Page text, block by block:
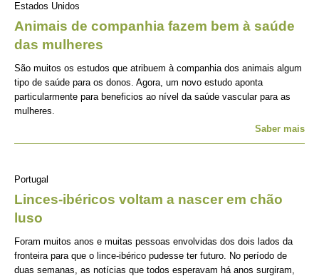
Estados Unidos
Animais de companhia fazem bem à saúde
das mulheres
São muitos os estudos que atribuem à companhia dos animais algum
tipo de saúde para os donos. Agora, um novo estudo aponta
particularmente para beneficios ao nível da saúde vascular para as
mulheres.
Saber mais
Portugal
Linces-ibéricos voltam a nascer em chão
luso
Foram muitos anos e muitas pessoas envolvidas dos dois lados da
fronteira para que o lince-ibérico pudesse ter futuro. No período de
duas semanas, as notícias que todos esperavam há anos surgiram,